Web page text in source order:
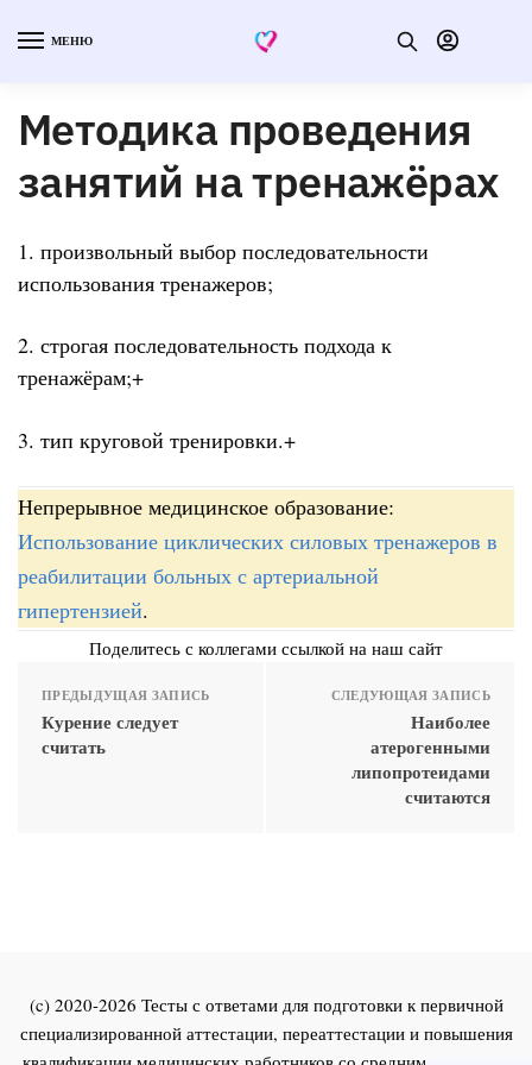
МЕНЮ
Методика проведения
занятий на тренажёрах
1. произвольный выбор последовательности
использования тренажеров;
2. строгая последовательность подхода к
тренажёрам;+
3. тип круговой тренировки.+
Непрерывное медицинское образование:
Использование циклических силовых тренажеров в
реабилитации больных с артериальной
гипертензией.
Поделитесь с коллегами ссылкой на наш сайт
ПРЕДЫДУЩАЯ ЗАПИСЬ
Курение следует
считать
СЛЕДУЮЩАЯ ЗАПИСЬ
Наиболее
атерогенными
липопротеидами
считаются
(c) 2020-2026 Тесты с ответами для подготовки к первичной
специализированной аттестации, переаттестации и повышения